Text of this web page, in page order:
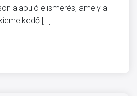
alapuló elismerés, amely a
[…]